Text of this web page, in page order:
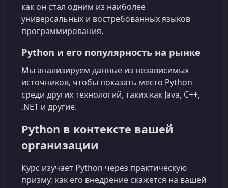
как он стал одним из наиболее
универсальных и востребованных языков
программирования.
Python и его популярность на рынке
Мы анализируем данные из независимых
источников, чтобы показать место Python
среди других технологий, таких как Java, C++,
.NET и другие.
Python в контексте вашей
организации
Курс изучает Python через практическую
призму: как его внедрение скажется на вашей